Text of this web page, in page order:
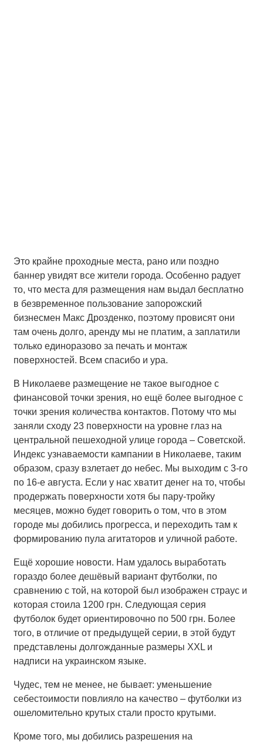
Это крайне проходные места, рано или поздно
баннер увидят все жители города. Особенно радует
то, что места для размещения нам выдал бесплатно
в безвременное пользование запорожский
бизнесмен Макс Дрозденко, поэтому провисят они
там очень долго, аренду мы не платим, а заплатили
только единоразово за печать и монтаж
поверхностей. Всем спасибо и ура.
В Николаеве размещение не такое выгодное с
финансовой точки зрения, но ещё более выгодное с
точки зрения количества контактов. Потому что мы
заняли сходу 23 поверхности на уровне глаз на
центральной пешеходной улице города – Советской.
Индекс узнаваемости кампании в Николаеве, таким
образом, сразу взлетает до небес. Мы выходим с 3-го
по 16-е августа. Если у нас хватит денег на то, чтобы
продержать поверхности хотя бы пару-тройку
месяцев, можно будет говорить о том, что в этом
городе мы добились прогресса, и переходить там к
формированию пула агитаторов и уличной работе.
Ещё хорошие новости. Нам удалось выработать
гораздо более дешёвый вариант футболки, по
сравнению с той, на которой был изображен страус и
которая стоила 1200 грн. Следующая серия
футболок будет ориентировочно по 500 грн. Более
того, в отличие от предыдущей серии, в этой будут
представлены долгожданные размеры ХХL и
надписи на украинском языке.
Чудес, тем не менее, не бывает: уменьшение
себестоимости повлияло на качество – футболки из
ошеломительно крутых стали просто крутыми.
Кроме того, мы добились разрешения на